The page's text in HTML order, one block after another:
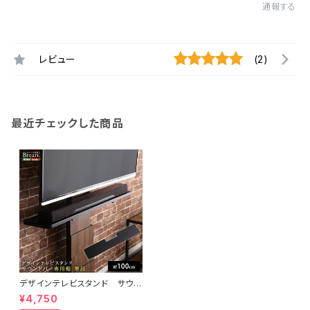
通報する
レビュー (2)
最近チェックした商品
デザインテレビスタンド サウン
ドバー専用棚 【BROART-ブラ
ート-】 BROT-BS
¥4,750